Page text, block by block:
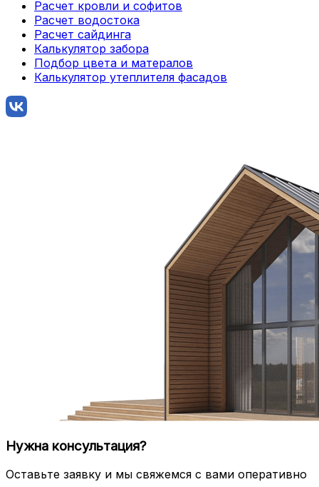
Расчет кровли и софитов
Расчет водостока
Расчет сайдинга
Калькулятор забора
Подбор цвета и матералов
Калькулятор утеплителя фасадов
Нужна консультация?
Оставьте заявку и мы свяжемся с вами оперативно